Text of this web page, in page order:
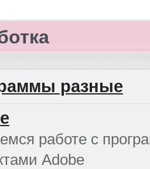
разные
работе с
Adobe